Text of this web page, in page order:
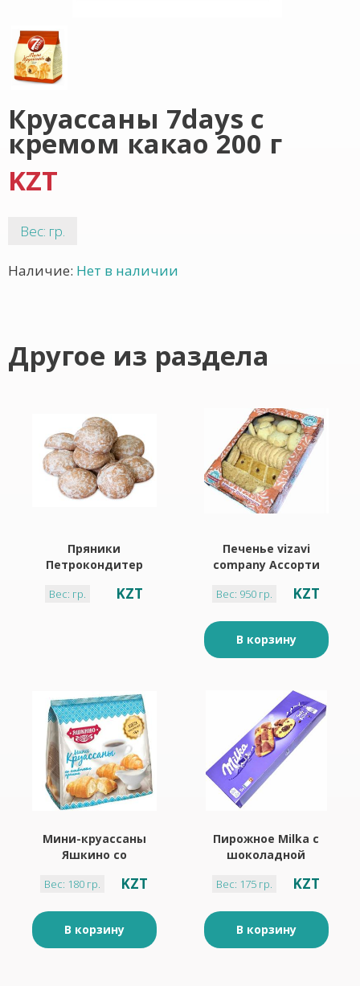
Круассаны 7days с
кремом какао 200 г
KZT
Вес: гр.
Наличие: Нет в наличии
Другое из раздела
Пряники
Петрокондитер
Вес: гр. KZT
Печенье vizavi
company Ассорти
Вес: 950 гр. KZT
В корзину
Мини-круассаны
Яшкино со
180 гр
Вес: 180 гр. KZT
В корзину
Пирожное Milka с
шоколадной
Вес: 175 гр. KZT
В корзину